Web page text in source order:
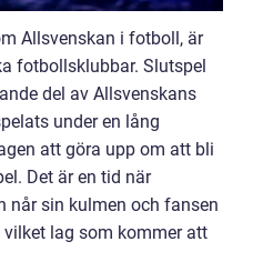
Allsvenskan i fotboll, är
fotbollsklubbar. Slutspel
del av Allsvenskans
under en lång
att göra upp om att bli
Det är en tid när
når sin kulmen och fansen
lag som kommer att